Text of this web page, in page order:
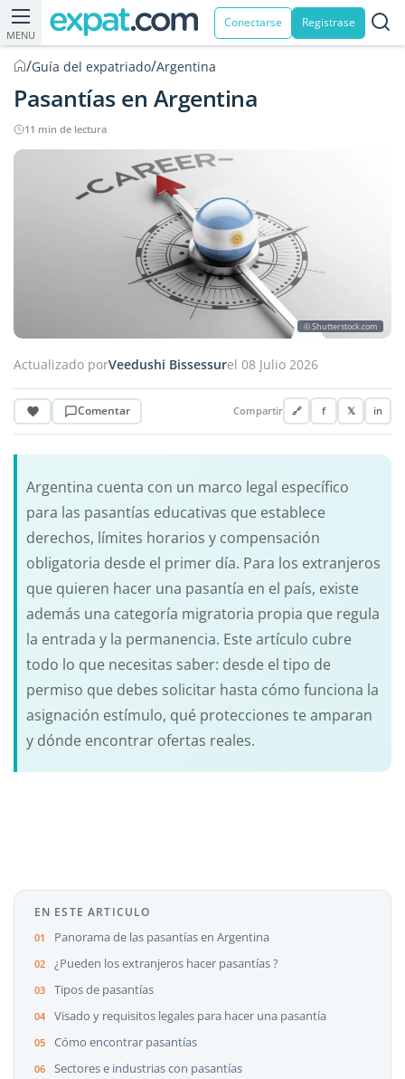
MENU
Conectarse Registrase
/Guía del expatriado/Argentina
Pasantías en Argentina
11 min de lectura
© Shutterstock.com
Actualizado porVeedushi Bissessurel 08 Julio 2026
Comentar Compartir 🔗 f 𝕏 in
Argentina cuenta con un marco legal específico
para las pasantías educativas que establece
derechos, límites horarios y compensación
obligatoria desde el primer día. Para los extranjeros
que quieren hacer una pasantía en el país, existe
además una categoría migratoria propia que regula
la entrada y la permanencia. Este artículo cubre
todo lo que necesitas saber: desde el tipo de
permiso que debes solicitar hasta cómo funciona la
asignación estímulo, qué protecciones te amparan
y dónde encontrar ofertas reales.
EN ESTE ARTICULO
Panorama de las pasantías en Argentina
¿Pueden los extranjeros hacer pasantías ?
Tipos de pasantías
Visado y requisitos legales para hacer una pasantía
Cómo encontrar pasantías
Sectores e industrias con pasantías